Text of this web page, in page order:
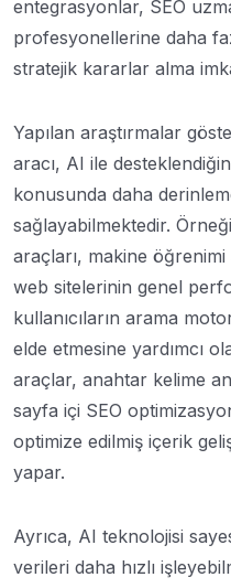
entegrasyonlar, SEO
profesyonellerine daha
stratejik kararlar alma
Yapılan araştırmalar
aracı, AI ile
konusunda daha
sağlayabilmektedir.
araçları, makine
web sitelerinin genel
kullanıcıların arama
elde etmesine yardımcı
araçlar, anahtar kelime
sayfa içi SEO
optimize edilmiş içerik
yapar.
Ayrıca, AI teknolojisi
verileri daha hızlı